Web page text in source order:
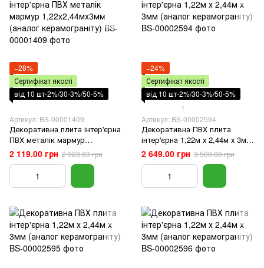
−28%
Сертифікат якості
від 10 шт-2%/30-3%/50-5%
Артикул: BS-00001409
Декоративна плита інтер'єрна
ПВХ металік мармур
1,22х2,44мх3мм (аналог
керамограніту)
2 119.00 грн 2 923.83 грн
−24%
Сертифікат якості
від 10 шт-2%/30-3%/50-5%
1
Артикул: BS-00002594
Декоративна ПВХ плита
інтер'єрна 1,22м х 2,44м х 3мм
(аналог керамограніту)
2 649.00 грн 3 500.00 грн